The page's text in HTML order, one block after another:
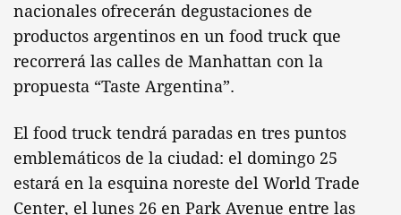
nacionales ofrecerán degustaciones de
productos argentinos en un food truck que
recorrerá las calles de Manhattan con la
propuesta “Taste Argentina”.
El food truck tendrá paradas en tres puntos
emblemáticos de la ciudad: el domingo 25
estará en la esquina noreste del World Trade
Center, el lunes 26 en Park Avenue entre las